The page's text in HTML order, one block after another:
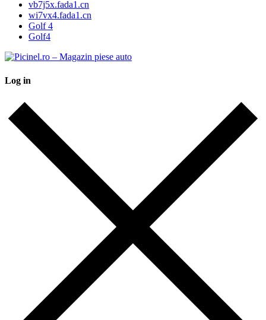
vb7j5x.fada1.cn
wi7vx4.fada1.cn
Golf 4
Golf4
Log in